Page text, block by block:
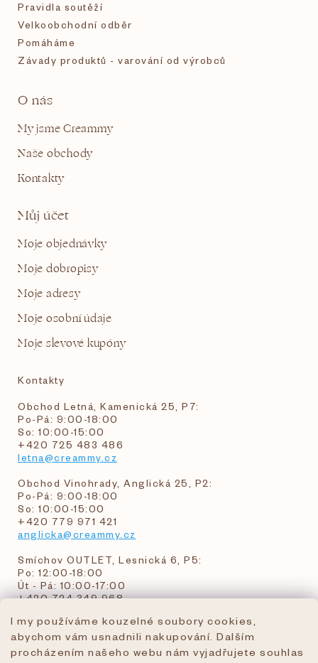
I my používáme kouzelné soubory cookies,
abychom vám usnadnili nakupování. Dalším
procházením našeho webu nám vyjadřujete souhlas
Pravidla soutěží
Velkoobchodní odběr
Pomáháme
Závady produktů - varování od výrobců
O nás
My jsme Creammy
Naše obchody
Kontakty
Můj účet
Moje objednávky
Moje dobropisy
Moje adresy
Moje osobní údaje
Moje slevové kupóny
Kontakty
Obchod Letná, Kamenická 25, P7:
Po-Pá: 9:00-18:00
So: 10:00-15:00
+420 725 483 486
letna@creammy.cz
Obchod Vinohrady, Anglická 25, P2:
Po-Pá: 9:00-18:00
So: 10:00-15:00
+420 779 971 421
anglicka@creammy.cz
Smíchov OUTLET, Lesnická 6, P5:
Po: 12:00-18:00
Út - Pá: 10:00-17:00
+420 724 349 968
objednavky@creammy.cz